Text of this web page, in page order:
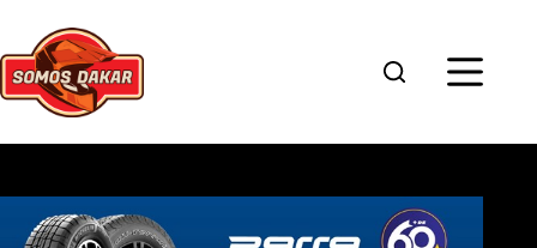
contenido